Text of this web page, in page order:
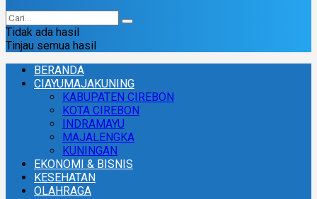
Tidak ada hasil
Tinjau semua hasil
BERANDA
CIAYUMAJAKUNING
KABUPATEN CIREBON
KOTA CIREBON
INDRAMAYU
MAJALENGKA
KUNINGAN
EKONOMI & BISNIS
KESEHATAN
OLAHRAGA